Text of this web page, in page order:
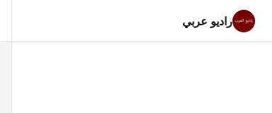
راديو عربي